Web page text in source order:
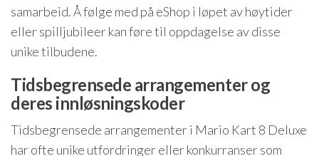
samarbeid. Å følge med på eShop i løpet av høytider
eller spilljubileer kan føre til oppdagelse av disse
unike tilbudene.
Tidsbegrensede arrangementer og
deres innløsningskoder
Tidsbegrensede arrangementer i Mario Kart 8 Deluxe
har ofte unike utfordringer eller konkurranser som